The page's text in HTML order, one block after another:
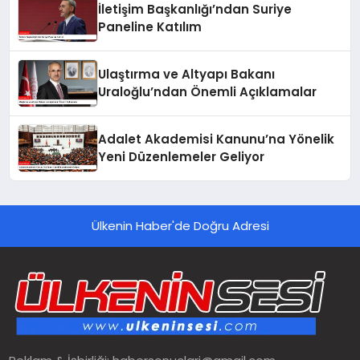
İletişim Başkanlığı’ndan Suriye
Paneline Katılım
Ulaştırma ve Altyapı Bakanı
Uraloğlu’ndan Önemli Açıklamalar
Adalet Akademisi Kanunu’na Yönelik
Yeni Düzenlemeler Geliyor
Ülkenin Haber'de Doğru Adresi